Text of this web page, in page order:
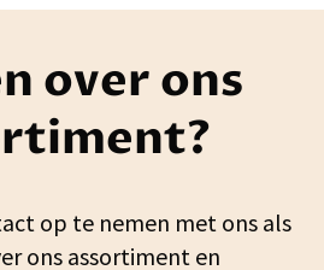
over ons
op te nemen met ons als
ons assortiment en